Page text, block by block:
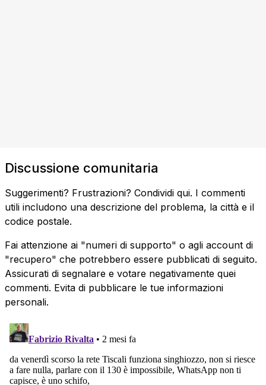
Discussione comunitaria
Suggerimenti? Frustrazioni? Condividi qui. I commenti
utili includono una descrizione del problema, la città e il
codice postale.
Fai attenzione ai "numeri di supporto" o agli account di
"recupero" che potrebbero essere pubblicati di seguito.
Assicurati di segnalare e votare negativamente quei
commenti. Evita di pubblicare le tue informazioni
personali.